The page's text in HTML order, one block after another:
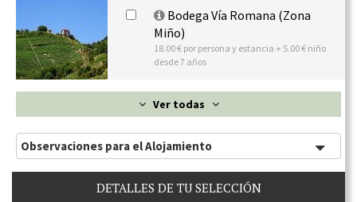
Bodega Vía Romana (Zona
Miño)
18.00 € por persona y estancia + 5.00 € niño
desde 7 años
Ver todas
Observaciones para el Alojamiento
DETALLES DE TU SELECCIÓN